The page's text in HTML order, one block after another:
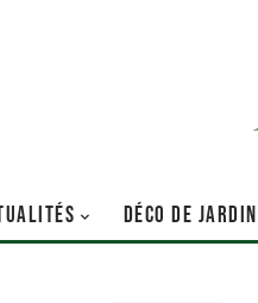
DÉCO DE JARDIN